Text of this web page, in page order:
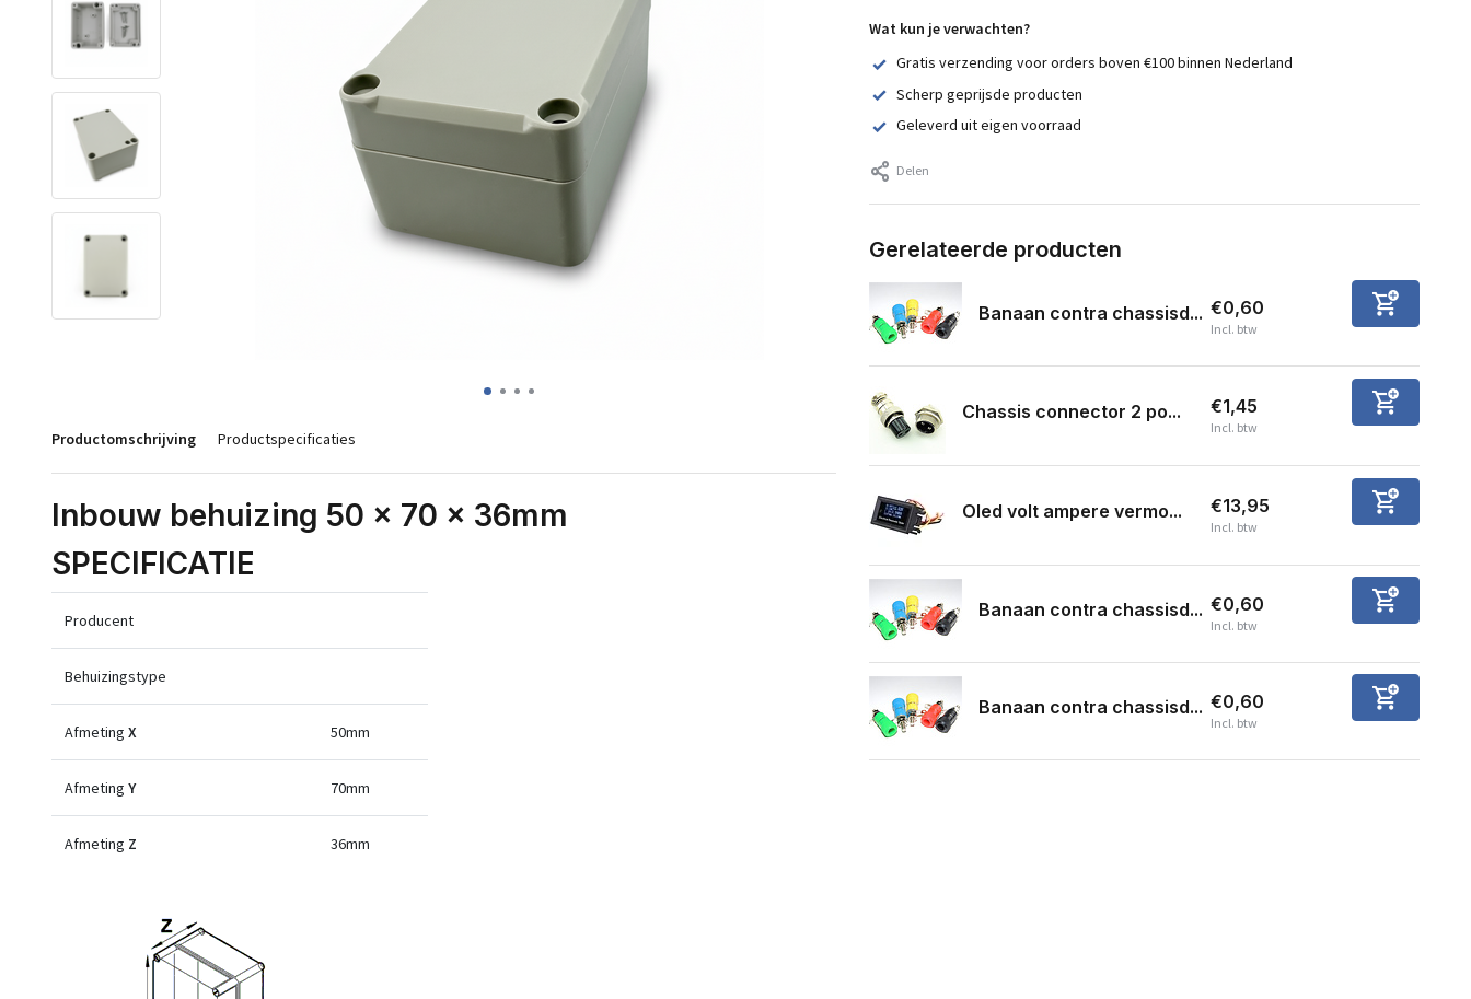
Productomschrijving Productspecificaties
Inbouw behuizing 50 x 70 x 36mm
SPECIFICATIE
Producent
Behuizingstype
Afmeting X 50mm
Afmeting Y 70mm
Afmeting Z 36mm
Wat kun je verwachten?
Gratis verzending voor orders boven €100 binnen Nederland
Scherp geprijsde producten
Geleverd uit eigen voorraad
Delen
Gerelateerde producten
Banaan contra chassisd... €0,60
Incl. btw
Chassis connector 2 po... €1,45
Incl. btw
Oled volt ampere vermo... €13,95
Incl. btw
Banaan contra chassisd... €0,60
Incl. btw
Banaan contra chassisd... €0,60
Incl. btw